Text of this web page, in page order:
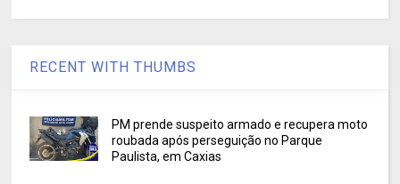
RECENT WITH THUMBS
PM prende suspeito armado e recupera moto
roubada após perseguição no Parque
Paulista, em Caxias